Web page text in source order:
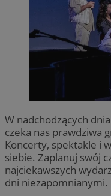
W nadchodzących
czeka nas prawdziwa
Koncerty, spektakle i
siebie. Zaplanuj swój
najciekawszych
dni niezapomnianymi.